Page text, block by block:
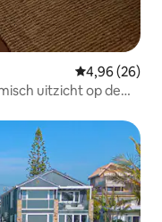
Gemiddelde
4,96 (26)
uitzicht op de